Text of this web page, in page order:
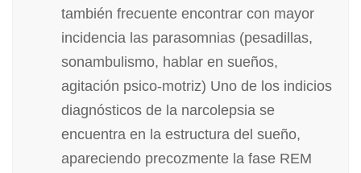
también frecuente encontrar con mayor
incidencia las parasomnias (pesadillas,
sonambulismo, hablar en sueños,
agitación psico-motriz) Uno de los indicios
diagnósticos de la narcolepsia se
encuentra en la estructura del sueño,
apareciendo precozmente la fase REM